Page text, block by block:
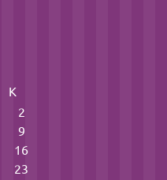
Κ
2
9
16
23